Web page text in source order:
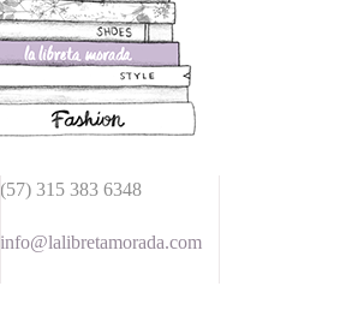
(57) 315 383 6348
info@lalibretamorada.com